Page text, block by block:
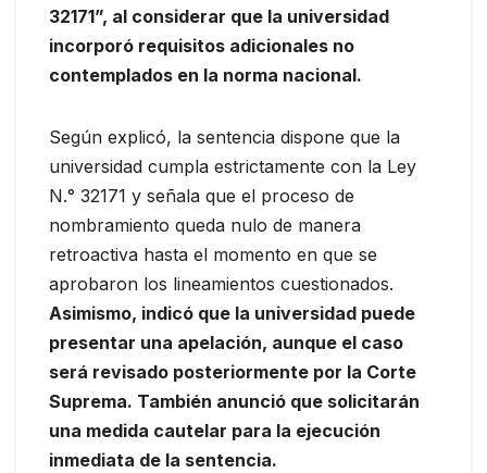
32171”, al considerar que la universidad
incorporó requisitos adicionales no
contemplados en la norma nacional.
Según explicó, la sentencia dispone que la
universidad cumpla estrictamente con la Ley
N.° 32171 y señala que el proceso de
nombramiento queda nulo de manera
retroactiva hasta el momento en que se
aprobaron los lineamientos cuestionados.
Asimismo, indicó que la universidad puede
presentar una apelación, aunque el caso
será revisado posteriormente por la Corte
Suprema. También anunció que solicitarán
una medida cautelar para la ejecución
inmediata de la sentencia.